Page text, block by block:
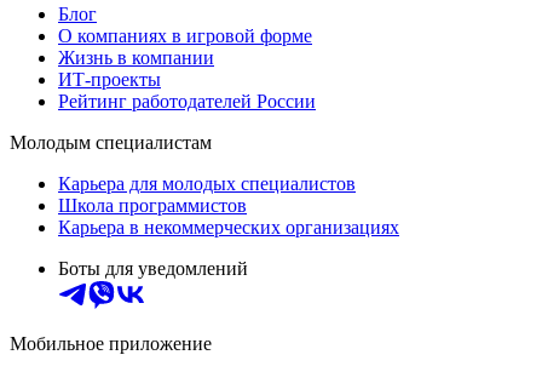
Блог
О компаниях в игровой форме
Жизнь в компании
ИТ-проекты
Рейтинг работодателей России
Молодым специалистам
Карьера для молодых специалистов
Школа программистов
Карьера в некоммерческих организациях
Боты для уведомлений
Мобильное приложение